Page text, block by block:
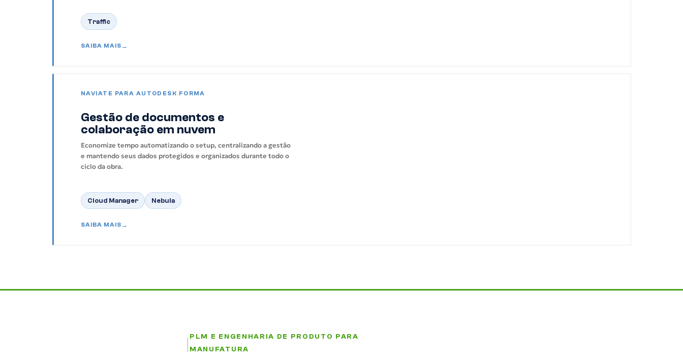
Traffic
SAIBA MAIS
NAVIATE PARA AUTODESK FORMA
Gestão de documentos e
colaboração em nuvem
Economize tempo automatizando o setup, centralizando a gestão
e mantendo seus dados protegidos e organizados durante todo o
ciclo da obra.
Cloud Manager Nebula
SAIBA MAIS
PLM E ENGENHARIA DE PRODUTO PARA
MANUFATURA